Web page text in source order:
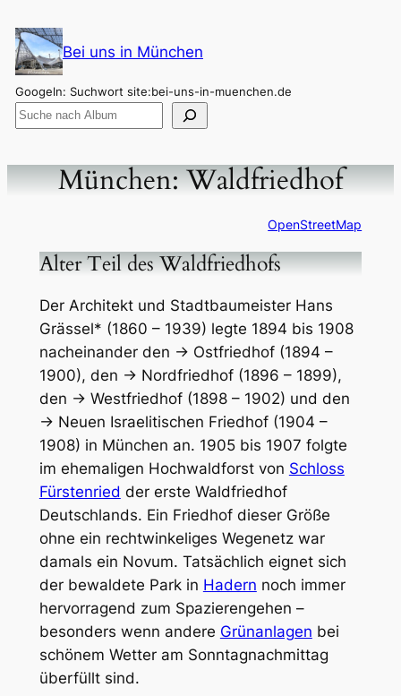
Inhalt
springen
Bei uns in München
Googeln: Suchwort site:bei-uns-in-muenchen.de
München: Waldfriedhof
OpenStreetMap
Alter Teil des Waldfriedhofs
Der Architekt und Stadtbaumeister Hans
Grässel* (1860 – 1939) legte 1894 bis 1908
nacheinander den → Ostfriedhof (1894 –
1900), den → Nordfriedhof (1896 – 1899),
den → Westfriedhof (1898 – 1902) und den
→ Neuen Israelitischen Friedhof (1904 –
1908) in München an. 1905 bis 1907 folgte
im ehemaligen Hochwaldforst von Schloss
Fürstenried der erste Waldfriedhof
Deutschlands. Ein Friedhof dieser Größe
ohne ein rechtwinkeliges Wegenetz war
damals ein Novum. Tatsächlich eignet sich
der bewaldete Park in Hadern noch immer
hervorragend zum Spazierengehen –
besonders wenn andere Grünanlagen bei
schönem Wetter am Sonntagnachmittag
überfüllt sind.